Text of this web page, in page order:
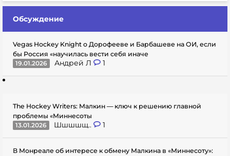
Обсуждение
Vegas Hockey Knight о Дорофееве и Барбашеве на ОИ, если
бы Россия «научилась вести себя иначе
19.01.2026
Андрей Л 1
The Hockey Writers: Малкин — ключ к решению главной
проблемы «Миннесоты
13.01.2026
Шшшшщ.. 1
В Монреале об интересе к обмену Малкина в «Миннесоту»: